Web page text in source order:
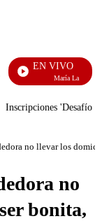
EN VIVO
María La Del Barrio
Inscripciones 'Desafío'
no llevar los
no
bonita,